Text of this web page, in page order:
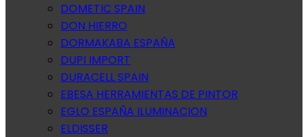
DOMETIC SPAIN
DON HIERRO
DORMAKABA ESPAÑA
DUPI IMPORT
DURACELL SPAIN
EBESA HERRAMIENTAS DE PINTOR
EGLO ESPAÑA ILUMINACION
ELDISSER